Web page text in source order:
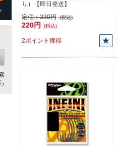
り）【即日発送】
定価：330円 (税込)
220円 (税込)
2ポイント獲得